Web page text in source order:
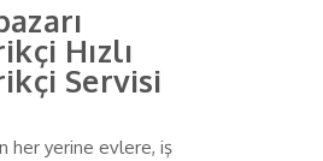
Hızlı
Servisi
her yerine evlere, iş